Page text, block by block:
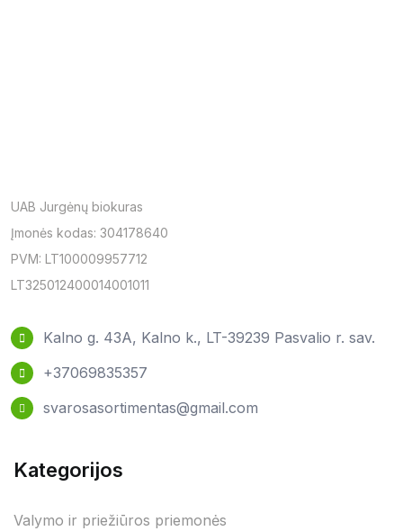
UAB Jurgėnų biokuras
Įmonės kodas: 304178640
PVM: LT100009957712
LT325012400014001011
Kalno g. 43A, Kalno k., LT-39239 Pasvalio r. sav.
+37069835357
svarosasortimentas@gmail.com
Kategorijos
Valymo ir priežiūros priemonės